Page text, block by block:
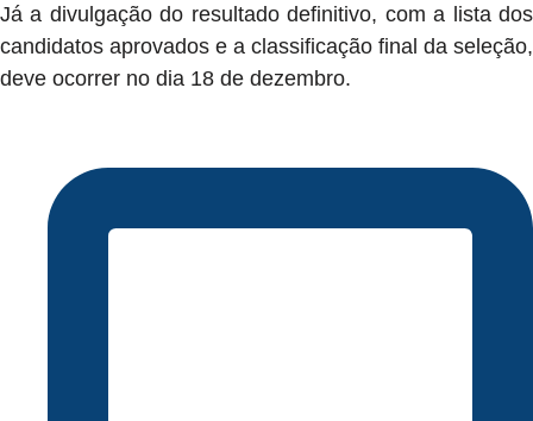
Já a divulgação do resultado definitivo, com a lista dos
candidatos aprovados e a classificação final da seleção,
deve ocorrer no dia 18 de dezembro.